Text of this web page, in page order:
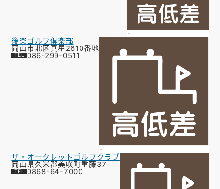
-
後楽ゴルフ倶楽部
岡山市北区真星2610番地
086-299-0511
-
ザ・オークレットゴルフクラブ
岡山県久米郡美咲町重藤37
0868-64-7000